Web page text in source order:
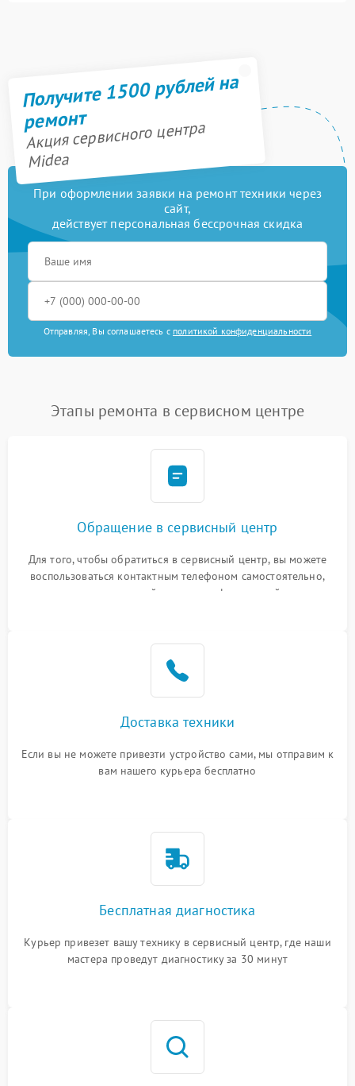
Получите 1500 рублей на
ремонт
Акция сервисного центра
Midea
При оформлении заявки на ремонт техники через
сайт,
действует персональная бессрочная скидка
Отправляя, Вы соглашаетесь с политикой конфиденциальности
Этапы ремонта в сервисном центре
Обращение в сервисный центр
Для того, чтобы обратиться в сервисный центр, вы можете
воспользоваться контактным телефоном самостоятельно,
или оставить свой номер телефона на сайте
Доставка техники
Если вы не можете привезти устройство сами, мы отправим к
вам нашего курьера бесплатно
Бесплатная диагностика
Курьер привезет вашу технику в сервисный центр, где наши
мастера проведут диагностику за 30 минут